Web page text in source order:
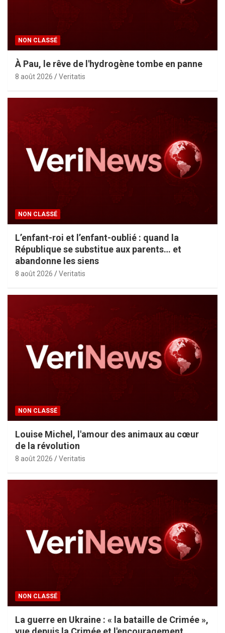
NON CLASSÉ
À Pau, le rêve de l'hydrogène tombe en panne
8 août 2026 Veritatis
NON CLASSÉ
L’enfant-roi et l’enfant-oublié : quand la
République se substitue aux parents… et
abandonne les siens
8 août 2026 Veritatis
NON CLASSÉ
Louise Michel, l'amour des animaux au cœur
de la révolution
8 août 2026 Veritatis
NON CLASSÉ
La guerre en Ukraine : « la bataille de Crimée »,